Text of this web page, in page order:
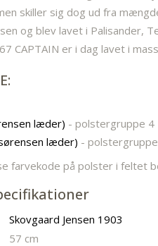
skiller sig dog ud fra
og blev lavet i Palisander,
CAPTAIN er i dag lavet i
læder) - polstergruppe 4
læder) -
farvekode på polster i feltet
Skovgaard Jensen 1903
57 cm